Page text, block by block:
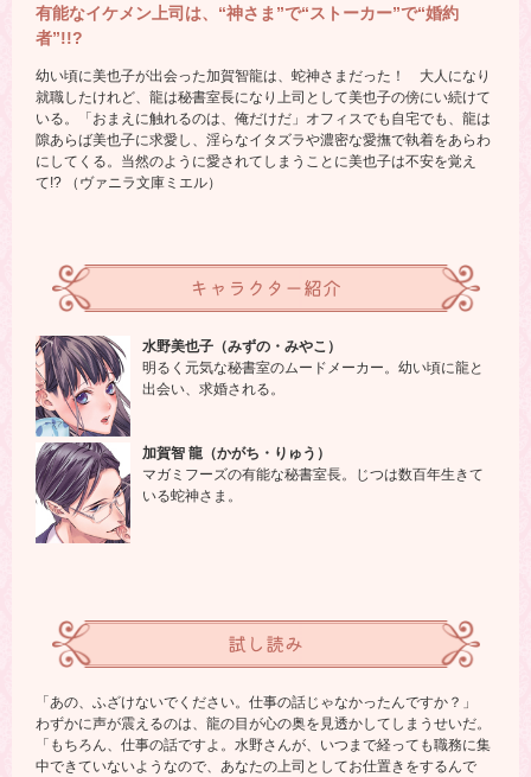
有能なイケメン上司は、“神さま”で“ストーカー”で“婚約
者”!!?
幼い頃に美也子が出会った加賀智龍は、蛇神さまだった！ 大人になり
就職したけれど、龍は秘書室長になり上司として美也子の傍にい続けて
いる。「おまえに触れるのは、俺だけだ」オフィスでも自宅でも、龍は
隙あらば美也子に求愛し、淫らなイタズラや濃密な愛撫で執着をあらわ
にしてくる。当然のように愛されてしまうことに美也子は不安を覚え
て!? （ヴァニラ文庫ミエル）
キャラクター紹介
水野美也子（みずの・みやこ）
明るく元気な秘書室のムードメーカー。幼い頃に龍と
出会い、求婚される。
加賀智 龍（かがち・りゅう）
マガミフーズの有能な秘書室長。じつは数百年生きて
いる蛇神さま。
試し読み
「あの、ふざけないでください。仕事の話じゃなかったんですか？」
わずかに声が震えるのは、龍の目が心の奥を見透かしてしまうせいだ。
「もちろん、仕事の話ですよ。水野さんが、いつまで経っても職務に集
中できていないようなので、あなたの上司としてお仕置きをするんで